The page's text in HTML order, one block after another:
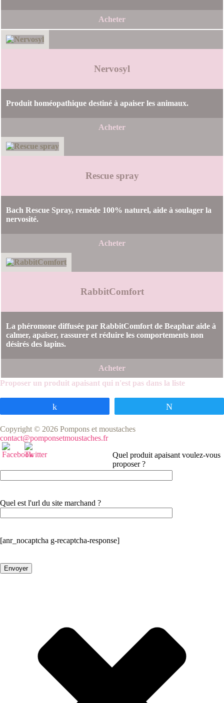
Acheter
Nervosyl
Produit homéopathique destiné à apaiser les animaux.
Acheter
Rescue spray
Bach Rescue Spray, remède 100% naturel, aide à soulager la
nervosité.
Acheter
RabbitComfort
La phéromone diffusée par RabbitComfort de Beaphar aide à
calmer, apaiser, rassurer et réduire les comportements non
désirés des lapins.
Acheter
Proposer un produit apaisant qui n'est pas dans la liste
Copyright © 2026 Pompons et moustaches
contact@pomponsetmoustaches.fr
Quel produit apaisant voulez-vous
proposer ?
Quel est l'url du site marchand ?
[anr_nocaptcha g-recaptcha-response]